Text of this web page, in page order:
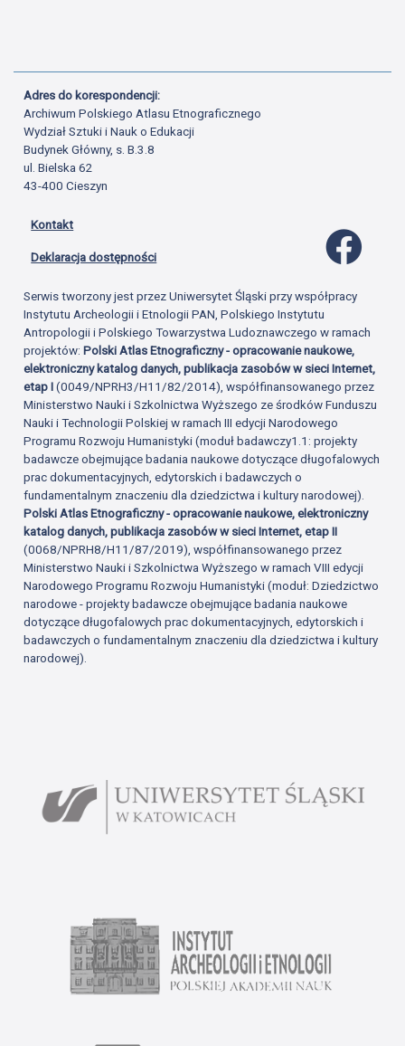
Adres do korespondencji:
Archiwum Polskiego Atlasu Etnograficznego
Wydział Sztuki i Nauk o Edukacji
Budynek Główny, s. B.3.8
ul. Bielska 62
43-400 Cieszyn
Kontakt
Deklaracja dostępności
Serwis tworzony jest przez Uniwersytet Śląski przy współpracy
Instytutu Archeologii i Etnologii PAN, Polskiego Instytutu
Antropologii i Polskiego Towarzystwa Ludoznawczego w ramach
projektów:Polski Atlas Etnograficzny - opracowanie naukowe,
elektroniczny katalog danych, publikacja zasobów w sieci Internet,
etap I(0049/NPRH3/H11/82/2014), współfinansowanego przez
Ministerstwo Nauki i Szkolnictwa Wyższego ze środków Funduszu
Nauki i Technologii Polskiej w ramach III edycji Narodowego
Programu Rozwoju Humanistyki (moduł badawczy1.1: projekty
badawcze obejmujące badania naukowe dotyczące długofalowych
prac dokumentacyjnych, edytorskich i badawczych o
fundamentalnym znaczeniu dla dziedzictwa i kultury narodowej).
Polski Atlas Etnograficzny - opracowanie naukowe, elektroniczny
katalog danych, publikacja zasobów w sieci Internet, etap II
(0068/NPRH8/H11/87/2019), współfinansowanego przez
Ministerstwo Nauki i Szkolnictwa Wyższego w ramach VIII edycji
Narodowego Programu Rozwoju Humanistyki (moduł: Dziedzictwo
narodowe - projekty badawcze obejmujące badania naukowe
dotyczące długofalowych prac dokumentacyjnych, edytorskich i
badawczych o fundamentalnym znaczeniu dla dziedzictwa i kultury
narodowej).